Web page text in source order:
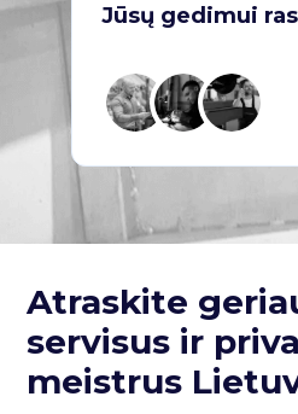
Jūsų gedimui
Atraskite
servisus ir
meistrus